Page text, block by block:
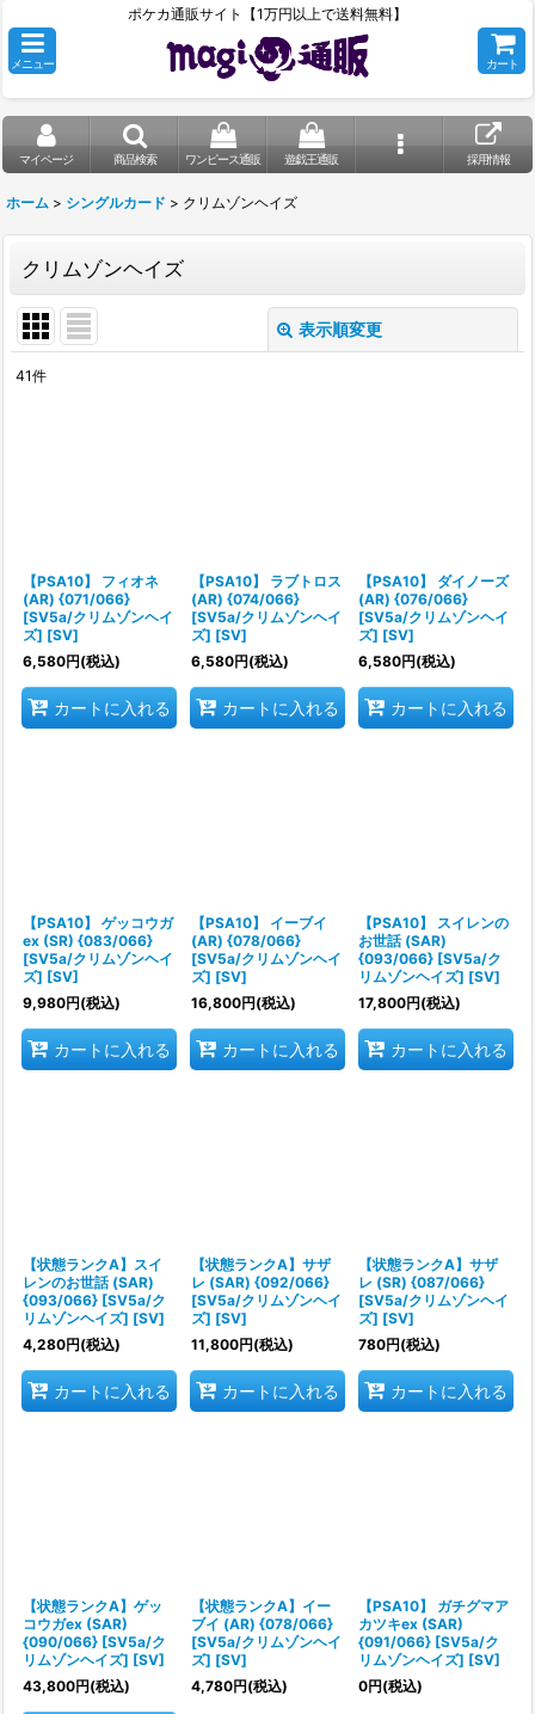
ポケカ通販サイト【1万円以上で送料無料】
メニュー カート
マイページ 商品検索 ワンピース通販 遊戯王通販 採用情報
ホーム > シングルカード > クリムゾンヘイズ
クリムゾンヘイズ
表示順変更
絞り込む
41件
【PSA10】 フィオネ
(AR) {071/066}
[SV5a/クリムゾンヘイ
ズ] [SV]
6,580円(税込)
カートに入れる
【PSA10】 ラブトロス
(AR) {074/066}
[SV5a/クリムゾンヘイ
ズ] [SV]
6,580円(税込)
カートに入れる
【PSA10】 ダイノーズ
(AR) {076/066}
[SV5a/クリムゾンヘイ
ズ] [SV]
6,580円(税込)
カートに入れる
【PSA10】 ゲッコウガ
ex (SR) {083/066}
[SV5a/クリムゾンヘイ
ズ] [SV]
9,980円(税込)
カートに入れる
【PSA10】 イーブイ
(AR) {078/066}
[SV5a/クリムゾンヘイ
ズ] [SV]
16,800円(税込)
カートに入れる
【PSA10】 スイレンの
お世話 (SAR)
{093/066} [SV5a/ク
リムゾンヘイズ] [SV]
17,800円(税込)
カートに入れる
【状態ランクA】スイ
レンのお世話 (SAR)
{093/066} [SV5a/ク
リムゾンヘイズ] [SV]
4,280円(税込)
カートに入れる
【状態ランクA】サザ
レ (SAR) {092/066}
[SV5a/クリムゾンヘイ
ズ] [SV]
11,800円(税込)
カートに入れる
【状態ランクA】サザ
レ (SR) {087/066}
[SV5a/クリムゾンヘイ
ズ] [SV]
780円(税込)
カートに入れる
【状態ランクA】ゲッ
コウガex (SAR)
{090/066} [SV5a/ク
リムゾンヘイズ] [SV]
43,800円(税込)
【状態ランクA】イー
ブイ (AR) {078/066}
[SV5a/クリムゾンヘイ
ズ] [SV]
4,780円(税込)
【PSA10】 ガチグマア
カツキex (SAR)
{091/066} [SV5a/ク
リムゾンヘイズ] [SV]
0円(税込)